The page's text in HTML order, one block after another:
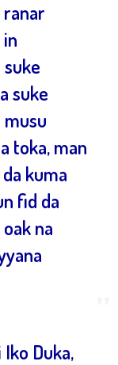
ranar
suke
musu
toka, man
kuma
fid da
na
Iko Duka,